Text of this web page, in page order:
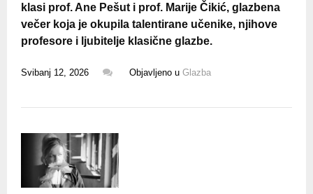
klasi prof. Ane Pešut i prof. Marije Čikić, glazbena
večer koja je okupila talentirane učenike, njihove
profesore i ljubitelje klasične glazbe.
Svibanj 12, 2026 Objavljeno u Glazba